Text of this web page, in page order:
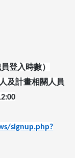
登入時數）
及計畫相關人員
signup.php?